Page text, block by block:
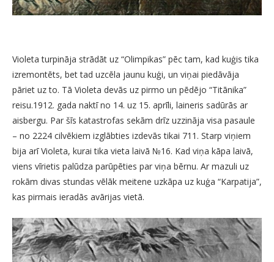
Violeta turpināja strādāt uz “Olimpikas” pēc tam, kad kuģis tika
izremontēts, bet tad uzcēla jaunu kuģi, un viņai piedāvāja
pāriet uz to. Tā Violeta devās uz pirmo un pēdējo “Titānika”
reisu.1912. gada naktī no 14. uz 15. aprīli, laineris sadūrās ar
aisbergu. Par šīs katastrofas sekām drīz uzzināja visa pasaule
– no 2224 cilvēkiem izglābties izdevās tikai 711. Starp viņiem
bija arī Violeta, kurai tika vieta laivā №16. Kad viņa kāpa laivā,
viens vīrietis palūdza parūpēties par viņa bērnu. Ar mazuli uz
rokām divas stundas vēlāk meitene uzkāpa uz kuģa “Karpatija”,
kas pirmais ieradās avārijas vietā.